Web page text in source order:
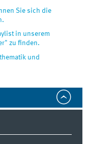
Sie sich die
in unserem
zu finden.
und